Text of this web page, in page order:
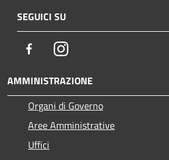
SEGUICI SU
FacebookInstagram
AMMINISTRAZIONE
Organi di Governo
Aree Amministrative
Uffici